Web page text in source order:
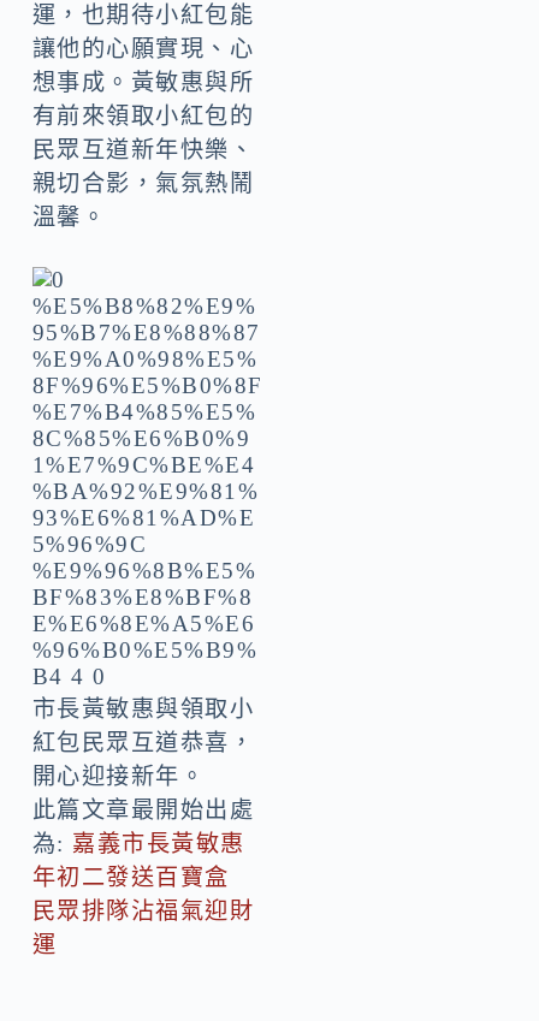
運，也期待小紅包能
讓他的心願實現、心
想事成。黃敏惠與所
有前來領取小紅包的
民眾互道新年快樂、
親切合影，氣氛熱鬧
溫馨。
市長黃敏惠與領取小
紅包民眾互道恭喜，
開心迎接新年。
此篇文章最開始出處
為: 嘉義市長黃敏惠
年初二發送百寶盒
民眾排隊沾福氣迎財
運